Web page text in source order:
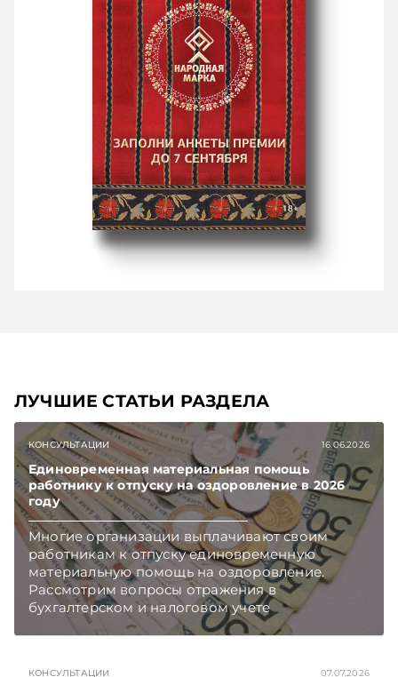
ЛУЧШИЕ СТАТЬИ РАЗДЕЛА
КОНСУЛЬТАЦИИ 16.06.2026
Единовременная материальная помощь
работнику к отпуску на оздоровление в 2026
году
Многие организации выплачивают своим
работникам к отпуску единовременную
материальную помощь на оздоровление.
Рассмотрим вопросы отражения в
бухгалтерском и налоговом учете
хозяйственных операций по начислению и
КОНСУЛЬТАЦИИ 07.07.2026